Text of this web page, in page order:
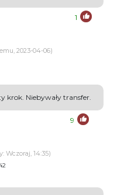
1
2023-04-06)
krok. Niebywały transfer.
9
Wczoraj, 14:35)